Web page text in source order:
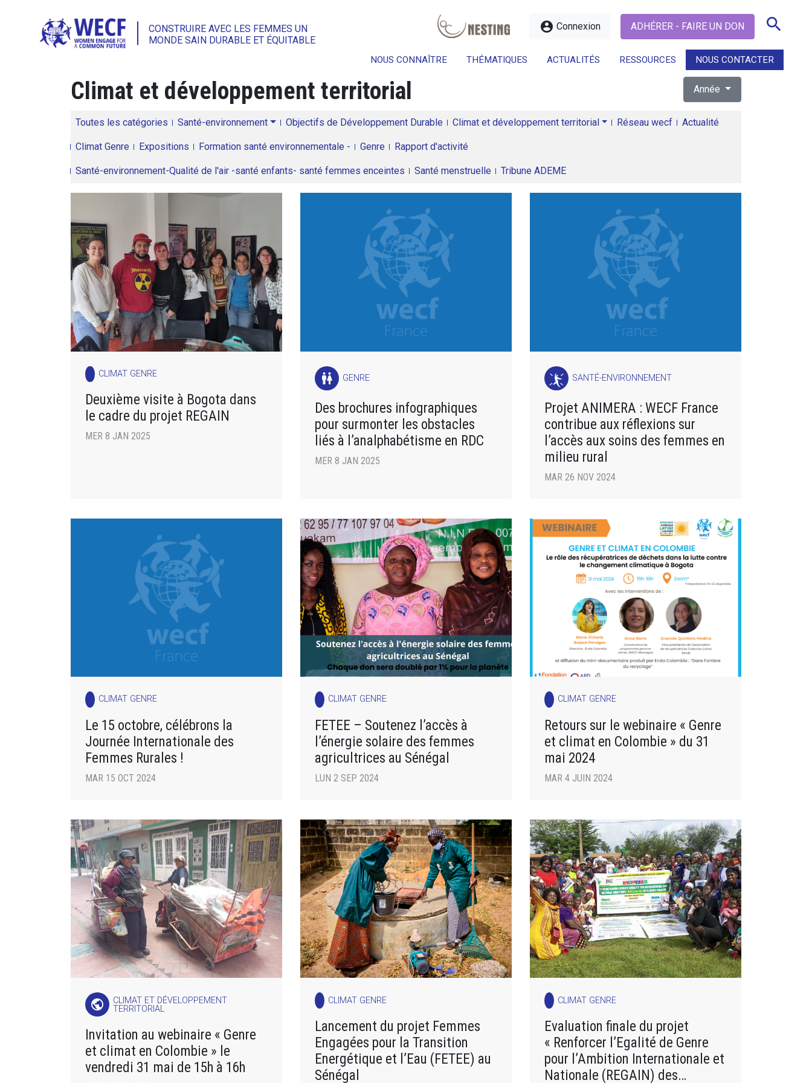
CONSTRUIRE AVEC LES FEMMES UN
MONDE SAIN DURABLE ET ÉQUITABLE
account_circle Connexion ADHÉRER - FAIRE UN DON search
NOUS CONNAÎTRE THÉMATIQUES ACTUALITÉS RESSOURCES NOUS CONTACTER
search
Climat et développement territorial Année
Toutes les catégories Santé-environnement Objectifs de Développement Durable Climat et développement territorial Réseau wecf Actualité
Climat Genre Expositions Formation santé environnementale - Genre Rapport d'activité
Santé-environnement-Qualité de l'air -santé enfants- santé femmes enceintes Santé menstruelle Tribune ADEME
CLIMAT GENRE
Deuxième visite à Bogota dans
le cadre du projet REGAIN
MER 8 JAN 2025
wc GENRE
Des brochures infographiques
pour surmonter les obstacles
liés à l’analphabétisme en RDC
MER 8 JAN 2025
SANTÉ-ENVIRONNEMENT
Projet ANIMERA : WECF France
contribue aux réflexions sur
l’accès aux soins des femmes en
milieu rural
MAR 26 NOV 2024
CLIMAT GENRE
Le 15 octobre, célébrons la
Journée Internationale des
Femmes Rurales !
MAR 15 OCT 2024
CLIMAT GENRE
FETEE – Soutenez l’accès à
l’énergie solaire des femmes
agricultrices au Sénégal
LUN 2 SEP 2024
CLIMAT GENRE
Retours sur le webinaire « Genre
et climat en Colombie » du 31
mai 2024
MAR 4 JUIN 2024
public
CLIMAT ET DÉVELOPPEMENT
TERRITORIAL
Invitation au webinaire « Genre
et climat en Colombie » le
vendredi 31 mai de 15h à 16h
CLIMAT GENRE
Lancement du projet Femmes
Engagées pour la Transition
Energétique et l’Eau (FETEE) au
Sénégal
CLIMAT GENRE
Evaluation finale du projet
« Renforcer l’Egalité de Genre
pour l’Ambition Internationale et
Nationale (REGAIN) des